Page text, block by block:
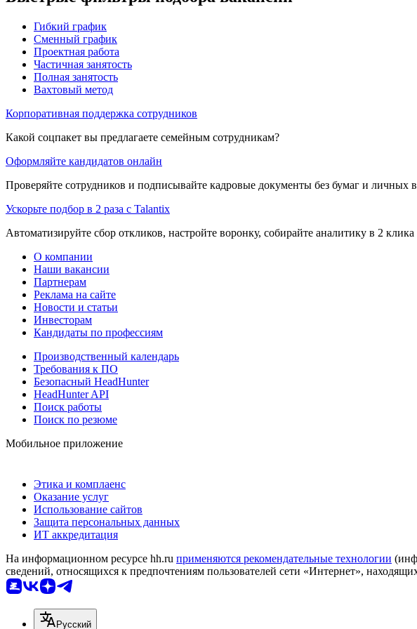
Гибкий график
Сменный график
Проектная работа
Частичная занятость
Полная занятость
Вахтовый метод
Корпоративная поддержка сотрудников
Какой соцпакет вы предлагаете семейным сотрудникам?
Оформляйте кандидатов онлайн
Проверяйте сотрудников и подписывайте кадровые документы без бумаг и личных
Ускорьте подбор в 2 раза с Talantix
Автоматизируйте сбор откликов, настройте воронку, собирайте аналитику в 2 клика
О компании
Наши вакансии
Партнерам
Реклама на сайте
Новости и статьи
Инвесторам
Кандидаты по профессиям
Производственный календарь
Требования к ПО
Безопасный HeadHunter
HeadHunter API
Поиск работы
Поиск по резюме
Мобильное приложение
Этика и комплаенс
Оказание услуг
Использование сайтов
Защита персональных данных
ИТ аккредитация
На информационном ресурсе hh.ru применяются рекомендательные технологии
сведений, относящихся к предпочтениям пользователей сети «Интернет»,
Русский